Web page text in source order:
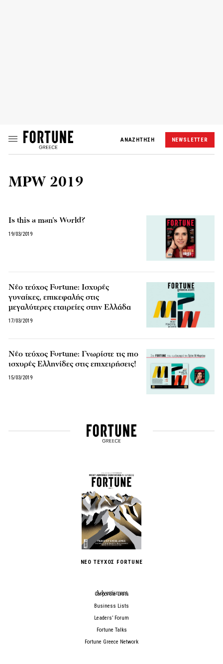
ΑΝΑΖΗΤΗΣΗ NEWSLETTER
MPW 2019
Is this a man’s World?
19/03/2019
Nέο τεύχος Fortune: Ισχυρές
γυναίκες, επικεφαλής στις
μεγαλύτερες εταιρείες στην Ελλάδα
17/03/2019
Nέο τεύχος Fortune: Γνωρίστε τις πιο
ισχυρές Ελληνίδες στις επιχειρήσεις!
15/03/2019
ΝΕΟ ΤΕΥΧΟΣ FORTUNE
Corporate Lists
Business Lists
Leaders’ Forum
Fortune Talks
Fortune Greece Network